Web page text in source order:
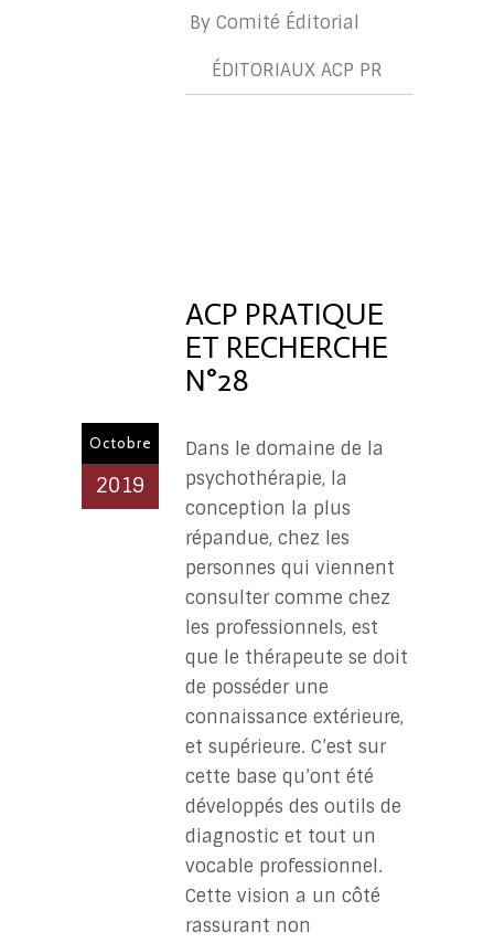
By Comité Éditorial
ÉDITORIAUX ACP PR
PR
ACP PRATIQUE
ET RECHERCHE
N°28
Octobre
2019
Dans le domaine de la
psychothérapie, la
conception la plus
répandue, chez les
personnes qui viennent
consulter comme chez
les professionnels, est
que le thérapeute se doit
de posséder une
connaissance extérieure,
et supérieure. C’est sur
cette base qu’ont été
développés des outils de
diagnostic et tout un
vocable professionnel.
Cette vision a un côté
rassurant non